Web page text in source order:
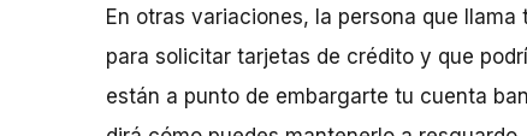
En otras variaciones, la persona que
para solicitar tarjetas de crédito y que
están a punto de embargarte tu cuenta